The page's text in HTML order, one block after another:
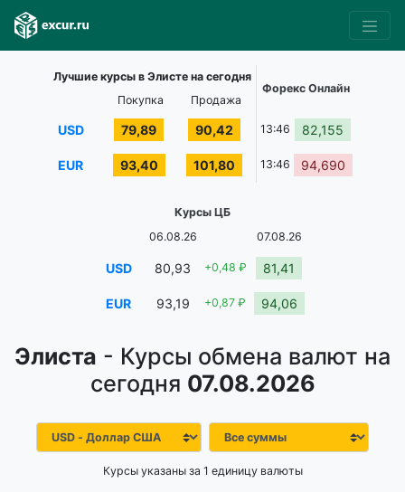
Элиста - Курсы обмена валют на
сегодня 07.08.2026
Курсы указаны за 1 единицу валюты
Лучшие курсы в Элисте на сегодня
Форекс Онлайн
Покупка
Продажа
USD 79,89 90,42 13:46 82,155
EUR 93,40 101,80 13:46 94,690
Курсы ЦБ
06.08.26
07.08.26
USD 80,93 +0,48 ₽ 81,41
EUR 93,19 +0,87 ₽ 94,06